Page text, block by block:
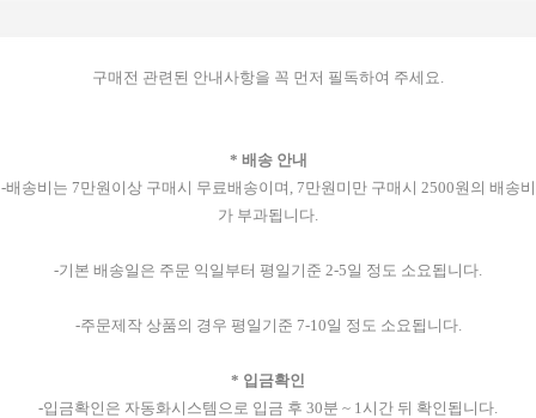
구매전 관련된 안내사항을 꼭 먼저 필독하여 주세요.
* 배송 안내
-배송비는 7만원이상 구매시 무료배송이며, 7만원미만 구매시 2500원의 배송비
가 부과됩니다.
-기본 배송일은 주문 익일부터 평일기준 2-5일 정도 소요됩니다.
-주문제작 상품의 경우 평일기준 7-10일 정도 소요됩니다.
* 입금확인
-입금확인은 자동화시스템으로 입금 후 30분 ~ 1시간 뒤 확인됩니다.